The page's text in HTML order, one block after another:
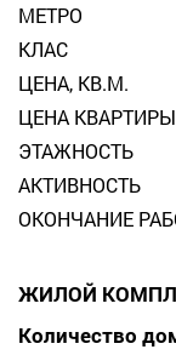
МЕТРО
КЛАС
ЦЕНА, КВ.М.
ЦЕНА КВАРТИРЫ
ЭТАЖНОСТЬ
АКТИВНОСТЬ
ОКОНЧАНИЕ
ЖИЛОЙ
Количество